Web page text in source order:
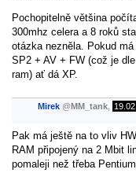
Pochopitelně většina
300mhz celera a 8 roků
otázka nezněla. Pokud
SP2 + AV + FW (což je
ram) ať dá XP.
Mirek @MM_tank
Pak má ještě na to vliv
RAM připojený na 2 Mbit
pomaleji než třeba